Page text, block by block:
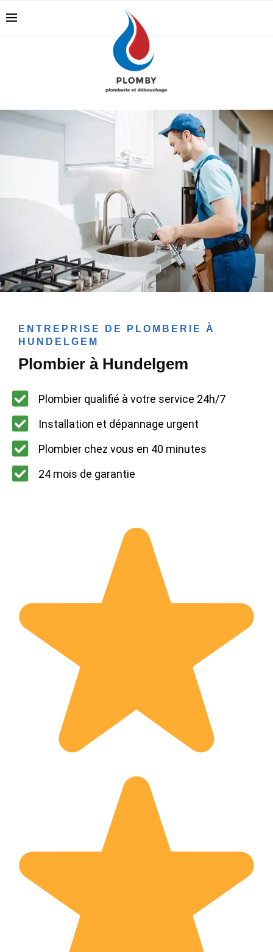
ENTREPRISE DE PLOMBERIE À
HUNDELGEM
Plombier à Hundelgem
Plombier qualifié à votre service 24h/7
Installation et dépannage urgent
Plombier chez vous en 40 minutes
24 mois de garantie